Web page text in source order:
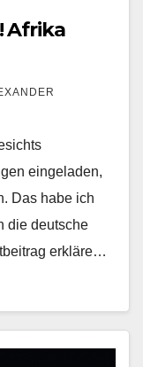
Afrika
eingeladen,
Das habe ich
die deutsche
erkläre…